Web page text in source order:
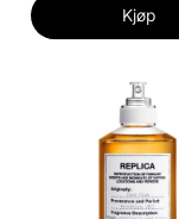
Kjøp